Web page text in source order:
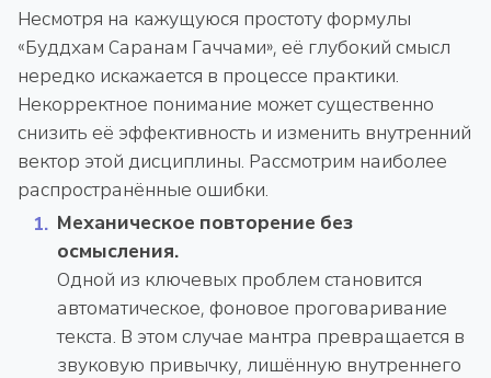
Несмотря на кажущуюся простоту формулы
«Буддхам Саранам Гаччами», её глубокий смысл
нередко искажается в процессе практики.
Некорректное понимание может существенно
снизить её эффективность и изменить внутренний
вектор этой дисциплины. Рассмотрим наиболее
распространённые ошибки.
Механическое повторение без
осмысления.
Одной из ключевых проблем становится
автоматическое, фоновое проговаривание
текста. В этом случае мантра превращается в
звуковую привычку, лишённую внутреннего